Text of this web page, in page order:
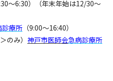
～6:30）（年末年始は12/30～
診療所 （9:00～16:40）
のみ） 神戸市医師会急病診療所